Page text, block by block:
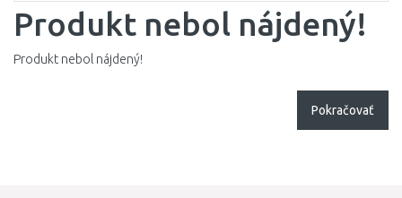
Produkt nebol nájdený!
Produkt nebol nájdený!
Pokračovať